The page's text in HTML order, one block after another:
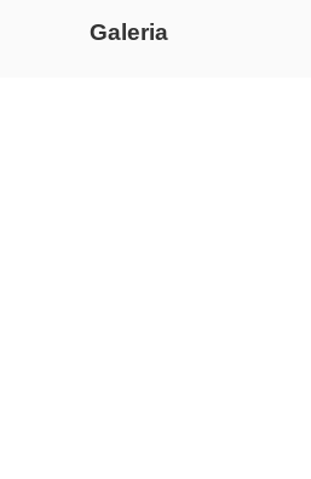
Galeria
Lata 70-te,
Altany lata 70-
Dzień
Protest w